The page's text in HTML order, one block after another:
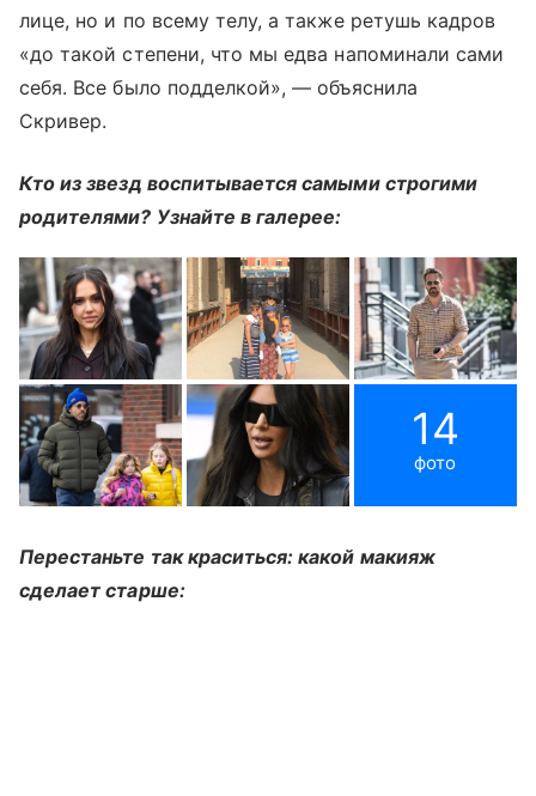
лице, но и по всему телу, а также ретушь кадров
«до такой степени, что мы едва напоминали сами
себя. Все было подделкой», — объяснила
Скривер.
Кто из звезд воспитывается самыми строгими
родителями? Узнайте в галерее:
14
фото
Перестаньте так краситься: какой макияж
сделает старше: